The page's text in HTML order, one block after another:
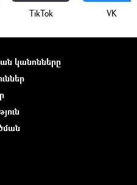
ТikТоk VK
կանոնները